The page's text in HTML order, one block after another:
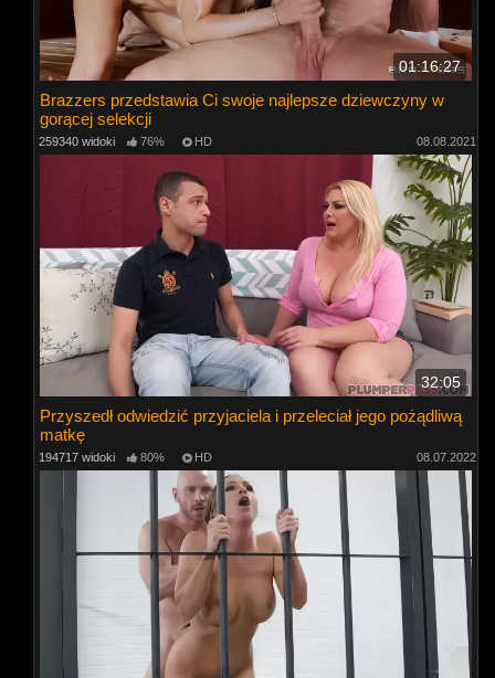
01:16:27
Brazzers przedstawia Ci swoje najlepsze dziewczyny w
gorącej selekcji
259340 widoki 76% HD 08.08.2021
32:05
Przyszedł odwiedzić przyjaciela i przeleciał jego pożądliwą
matkę
194717 widoki 80% HD 08.07.2022